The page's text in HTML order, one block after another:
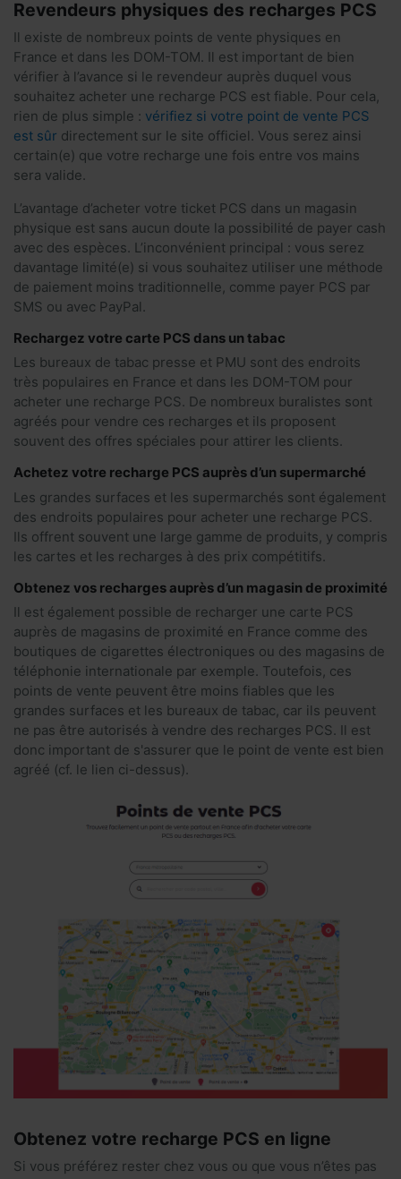
Revendeurs physiques des recharges PCS
Il existe de nombreux points de vente physiques en
France et dans les DOM-TOM. Il est important de bien
vérifier à l’avance si le revendeur auprès duquel vous
souhaitez acheter une recharge PCS est fiable. Pour cela,
rien de plus simple : vérifiez si votre point de vente PCS
est sûr directement sur le site officiel. Vous serez ainsi
certain(e) que votre recharge une fois entre vos mains
sera valide.
L’avantage d’acheter votre ticket PCS dans un magasin
physique est sans aucun doute la possibilité de payer cash
avec des espèces. L’inconvénient principal : vous serez
davantage limité(e) si vous souhaitez utiliser une méthode
de paiement moins traditionnelle, comme payer PCS par
SMS ou avec PayPal.
Rechargez votre carte PCS dans un tabac
Les bureaux de tabac presse et PMU sont des endroits
très populaires en France et dans les DOM-TOM pour
acheter une recharge PCS. De nombreux buralistes sont
agréés pour vendre ces recharges et ils proposent
souvent des offres spéciales pour attirer les clients.
Achetez votre recharge PCS auprès d’un supermarché
Les grandes surfaces et les supermarchés sont également
des endroits populaires pour acheter une recharge PCS.
Ils offrent souvent une large gamme de produits, y compris
les cartes et les recharges à des prix compétitifs.
Obtenez vos recharges auprès d’un magasin de proximité
Il est également possible de recharger une carte PCS
auprès de magasins de proximité en France comme des
boutiques de cigarettes électroniques ou des magasins de
téléphonie internationale par exemple. Toutefois, ces
points de vente peuvent être moins fiables que les
grandes surfaces et les bureaux de tabac, car ils peuvent
ne pas être autorisés à vendre des recharges PCS. Il est
donc important de s'assurer que le point de vente est bien
agréé (cf. le lien ci-dessus).
Obtenez votre recharge PCS en ligne
Si vous préférez rester chez vous ou que vous n’êtes pas